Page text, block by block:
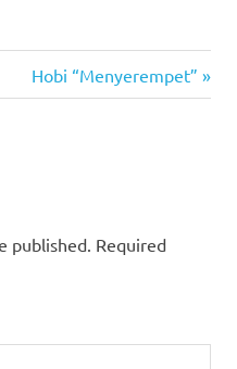
Next
Post:
Hobi “Menyerempet”
published. Required